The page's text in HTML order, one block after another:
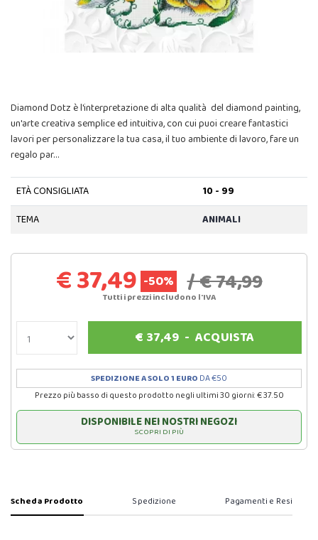
Diamond Dotz è l'interpretazione di alta qualità del diamond painting,
un'arte creativa semplice ed intuitiva, con cui puoi creare fantastici
lavori per personalizzare la tua casa, il tuo ambiente di lavoro, fare un
regalo par…
ETÀ CONSIGLIATA
10 - 99
TEMA
ANIMALI
€ 37,49 -50% / € 74,99
Tutti i prezzi includono l'IVA
€ 37,49 -ACQUISTA
SPEDIZIONE A SOLO 1 EURO DA €50
Prezzo più basso di questo prodotto negli ultimi 30 giorni: € 37.50
DISPONIBILE NEI NOSTRI NEGOZI
SCOPRI DI PIÙ
Scheda Prodotto Spedizione Pagamenti e Resi